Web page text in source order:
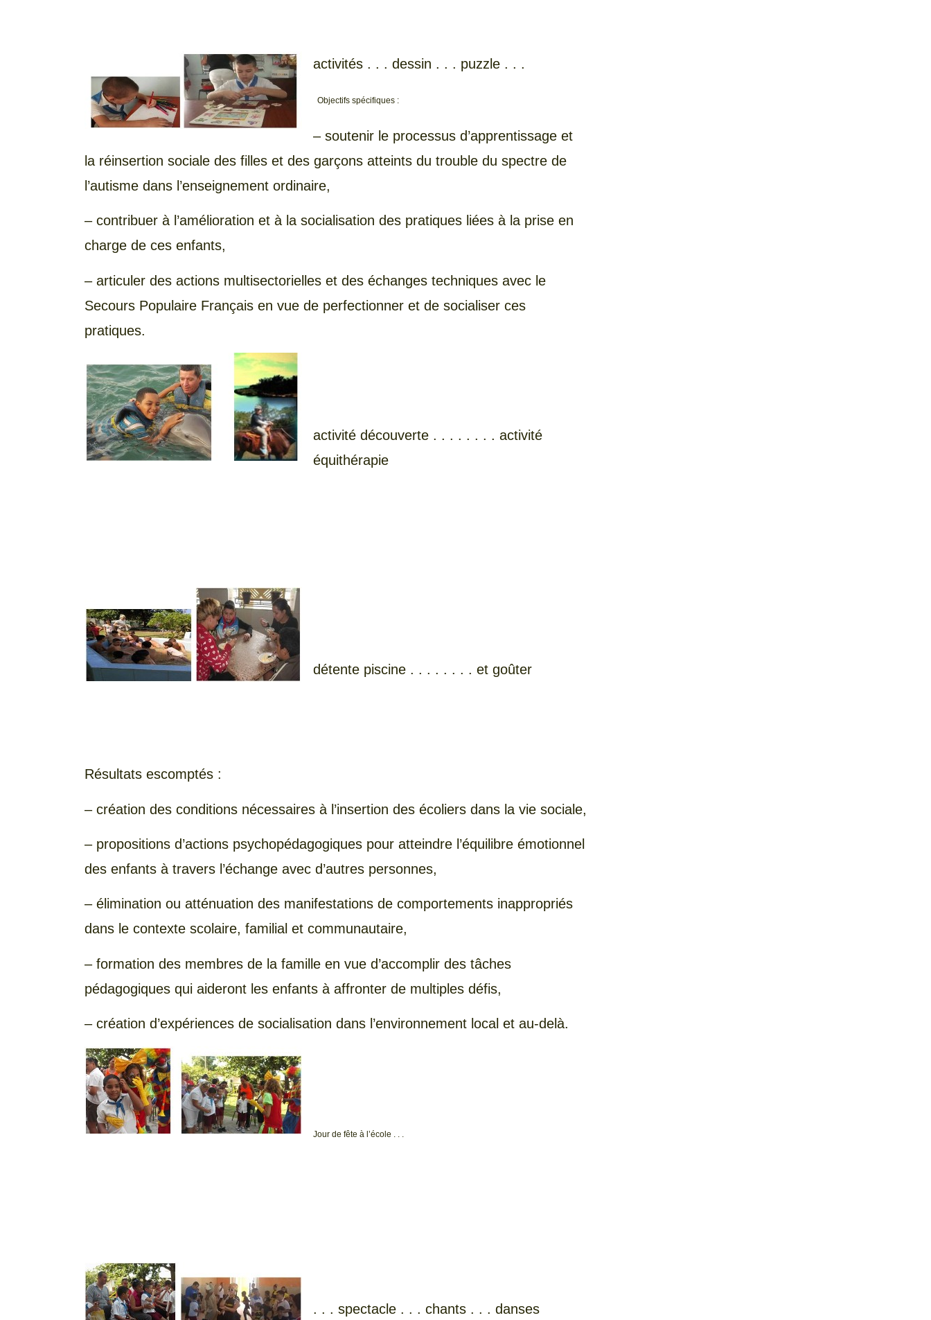
activités . . . dessin . . . puzzle . . .
Objectifs spécifiques :
– soutenir le processus d’apprentissage et
la réinsertion sociale des filles et des garçons atteints du trouble du spectre de
l’autisme dans l’enseignement ordinaire,
– contribuer à l’amélioration et à la socialisation des pratiques liées à la prise en
charge de ces enfants,
– articuler des actions multisectorielles et des échanges techniques avec le
Secours Populaire Français en vue de perfectionner et de socialiser ces
pratiques.
activité découverte . . . . . . . . activité
équithérapie
détente piscine . . . . . . . . et goûter
Résultats escomptés :
– création des conditions nécessaires à l’insertion des écoliers dans la vie sociale,
– propositions d’actions psychopédagogiques pour atteindre l’équilibre émotionnel
des enfants à travers l’échange avec d’autres personnes,
– élimination ou atténuation des manifestations de comportements inappropriés
dans le contexte scolaire, familial et communautaire,
– formation des membres de la famille en vue d’accomplir des tâches
pédagogiques qui aideront les enfants à affronter de multiples défis,
– création d’expériences de socialisation dans l’environnement local et au-delà.
Jour de fête à l’école . . .
. . . spectacle . . . chants . . . danses